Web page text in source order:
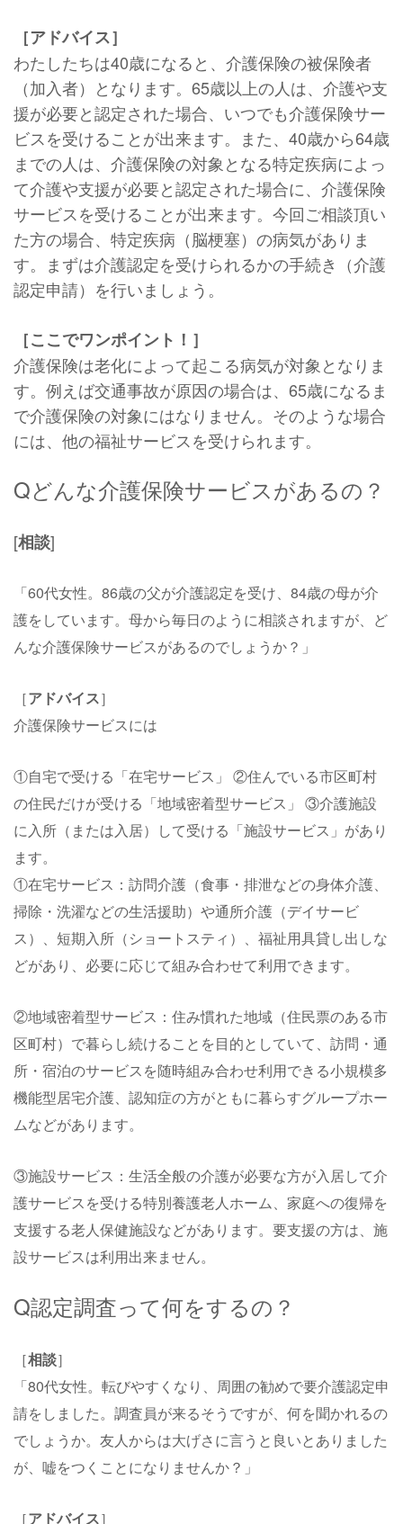
［アドバイス］
わたしたちは40歳になると、介護保険の被保険者
（加入者）となります。65歳以上の人は、介護や支
援が必要と認定された場合、いつでも介護保険サー
ビスを受けることが出来ます。また、40歳から64歳
までの人は、介護保険の対象となる特定疾病によっ
て介護や支援が必要と認定された場合に、介護保険
サービスを受けることが出来ます。今回ご相談頂い
た方の場合、特定疾病（脳梗塞）の病気がありま
す。まずは介護認定を受けられるかの手続き（介護
認定申請）を行いましょう。
［ここでワンポイント！］
介護保険は老化によって起こる病気が対象となりま
す。例えば交通事故が原因の場合は、65歳になるま
で介護保険の対象にはなりません。そのような場合
には、他の福祉サービスを受けられます。
Qどんな介護保険サービスがあるの？
[相談]
「60代女性。86歳の父が介護認定を受け、84歳の母が介
護をしています。母から毎日のように相談されますが、ど
んな介護保険サービスがあるのでしょうか？」
［アドバイス］
介護保険サービスには
①自宅で受ける「在宅サービス」 ②住んでいる市区町村
の住民だけが受ける「地域密着型サービス」 ③介護施設
に入所（または入居）して受ける「施設サービス」があり
ます。
①在宅サービス：訪問介護（食事・排泄などの身体介護、
掃除・洗濯などの生活援助）や通所介護（デイサービ
ス）、短期入所（ショートスティ）、福祉用具貸し出しな
どがあり、必要に応じて組み合わせて利用できます。
②地域密着型サービス：住み慣れた地域（住民票のある市
区町村）で暮らし続けることを目的としていて、訪問・通
所・宿泊のサービスを随時組み合わせ利用できる小規模多
機能型居宅介護、認知症の方がともに暮らすグループホー
ムなどがあります。
③施設サービス：生活全般の介護が必要な方が入居して介
護サービスを受ける特別養護老人ホーム、家庭への復帰を
支援する老人保健施設などがあります。要支援の方は、施
設サービスは利用出来ません。
Q認定調査って何をするの？
［相談］
「80代女性。転びやすくなり、周囲の勧めで要介護認定申
請をしました。調査員が来るそうですが、何を聞かれるの
でしょうか。友人からは大げさに言うと良いとありました
が、嘘をつくことになりませんか？」
［アドバイス］